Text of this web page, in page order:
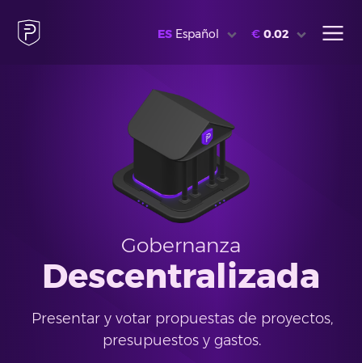
ES Español € 0.02
Gobernanza
Descentralizada
Presentar y votar propuestas de proyectos,
presupuestos y gastos.